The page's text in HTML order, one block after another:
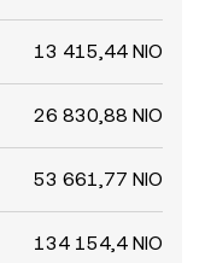
13 415,44 NIO
26 830,88 NIO
53 661,77 NIO
134 154,4 NIO